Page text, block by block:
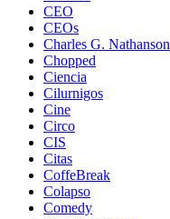
CEO
CEOs
Charles G. Nathanson
Chopped
Ciencia
Cilurnigos
Cine
Circo
CIS
Citas
CoffeBreak
Colapso
Comedy